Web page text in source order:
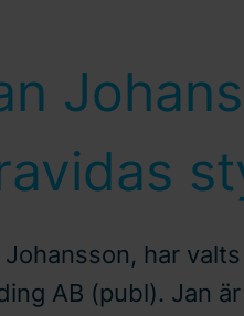
Johansson, har
AB (publ). Jan